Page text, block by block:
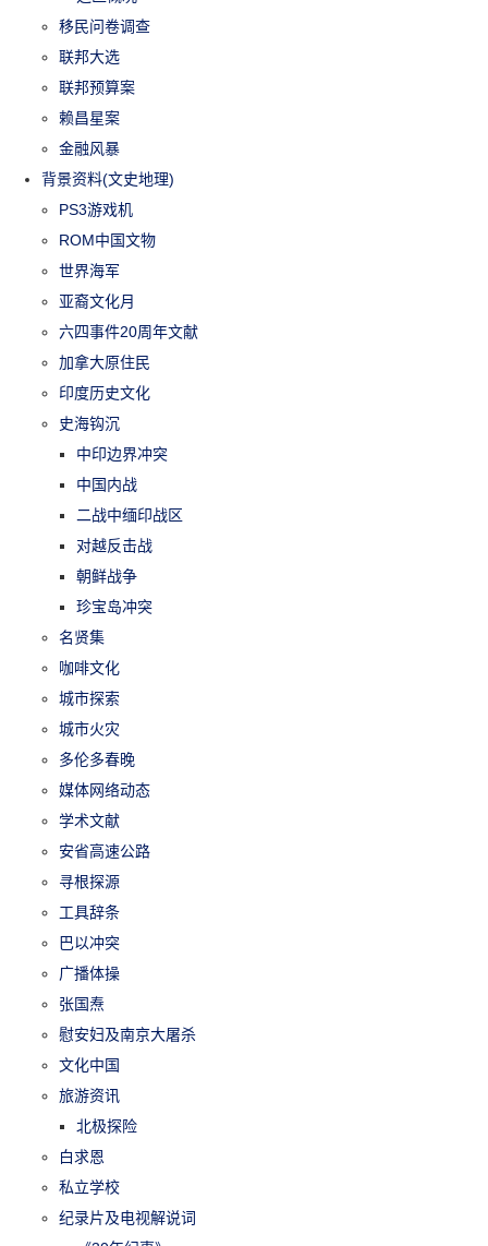
移民问卷调查
联邦大选
联邦预算案
赖昌星案
金融风暴
背景资料(文史地理)
PS3游戏机
ROM中国文物
世界海军
亚裔文化月
六四事件20周年文献
加拿大原住民
印度历史文化
史海钩沉
中印边界冲突
中国内战
二战中缅印战区
对越反击战
朝鲜战争
珍宝岛冲突
名贤集
咖啡文化
城市探索
城市火灾
多伦多春晚
媒体网络动态
学术文献
安省高速公路
寻根探源
工具辞条
巴以冲突
广播体操
张国焘
慰安妇及南京大屠杀
文化中国
旅游资讯
北极探险
白求恩
私立学校
纪录片及电视解说词